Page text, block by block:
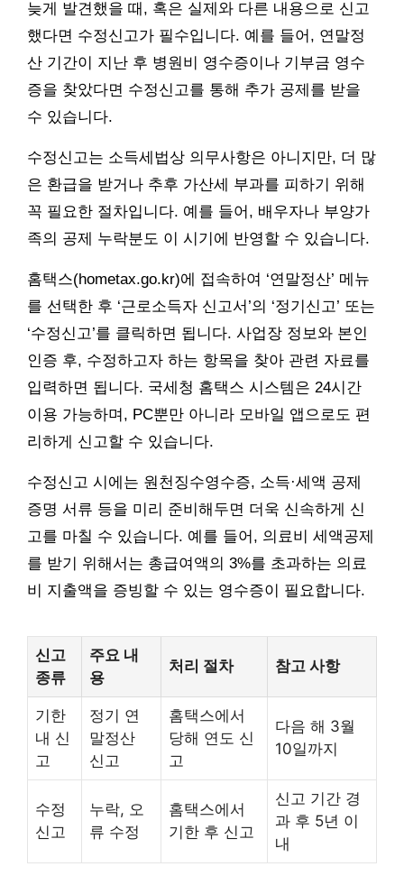
늦게 발견했을 때, 혹은 실제와 다른 내용으로 신고
했다면 수정신고가 필수입니다. 예를 들어, 연말정
산 기간이 지난 후 병원비 영수증이나 기부금 영수
증을 찾았다면 수정신고를 통해 추가 공제를 받을
수 있습니다.
수정신고는 소득세법상 의무사항은 아니지만, 더 많
은 환급을 받거나 추후 가산세 부과를 피하기 위해
꼭 필요한 절차입니다. 예를 들어, 배우자나 부양가
족의 공제 누락분도 이 시기에 반영할 수 있습니다.
홈택스(hometax.go.kr)에 접속하여 ‘연말정산’ 메뉴
를 선택한 후 ‘근로소득자 신고서’의 ‘정기신고’ 또는
‘수정신고’를 클릭하면 됩니다. 사업장 정보와 본인
인증 후, 수정하고자 하는 항목을 찾아 관련 자료를
입력하면 됩니다. 국세청 홈택스 시스템은 24시간
이용 가능하며, PC뿐만 아니라 모바일 앱으로도 편
리하게 신고할 수 있습니다.
수정신고 시에는 원천징수영수증, 소득·세액 공제
증명 서류 등을 미리 준비해두면 더욱 신속하게 신
고를 마칠 수 있습니다. 예를 들어, 의료비 세액공제
를 받기 위해서는 총급여액의 3%를 초과하는 의료
비 지출액을 증빙할 수 있는 영수증이 필요합니다.
신고
종류
주요 내
용
처리 절차 참고 사항
기한
내 신
고
정기 연
말정산
신고
홈택스에서
당해 연도 신
고
다음 해 3월
10일까지
수정
신고
누락, 오
류 수정
홈택스에서
기한 후 신고
신고 기간 경
과 후 5년 이
내